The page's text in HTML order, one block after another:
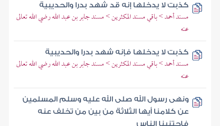
كذبت لا يدخلها إنه قد شهد بدرا والحديبية
مسند أحمد > باقي مسند المكثرين > مسند جابر بن عبد الله رضي الله تعالى
عنه
كذبت لا يدخلها فإنه شهد بدرا والحديبية
مسند أحمد > باقي مسند المكثرين > مسند جابر بن عبد الله رضي الله تعالى
عنه
ونهى رسول الله صلى الله عليه وسلم المسلمين
عن كلامنا أيها الثلاثة من بين من تخلف عنه
فاجتنبنا الناس